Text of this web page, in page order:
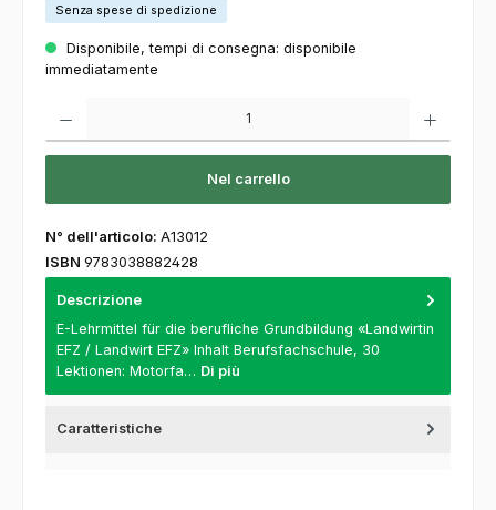
Senza spese di spedizione
Disponibile, tempi di consegna: disponibile
immediatamente
Nel carrello
N° dell'articolo: A13012
ISBN 9783038882428
Descrizione
E-Lehrmittel für die berufliche Grundbildung «Landwirtin
EFZ / Landwirt EFZ» Inhalt Berufsfachschule, 30
Lektionen: Motorfa… Di più
Caratteristiche